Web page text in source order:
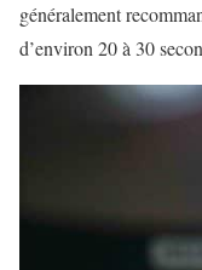
généralement
d’environ 20 à 30